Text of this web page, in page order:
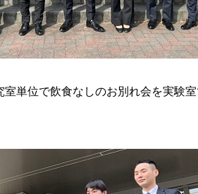
室単位で飲食なしのお別れ会を実験